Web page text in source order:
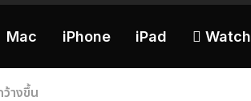
Mac iPhone iPad  Watch
างขึ้น